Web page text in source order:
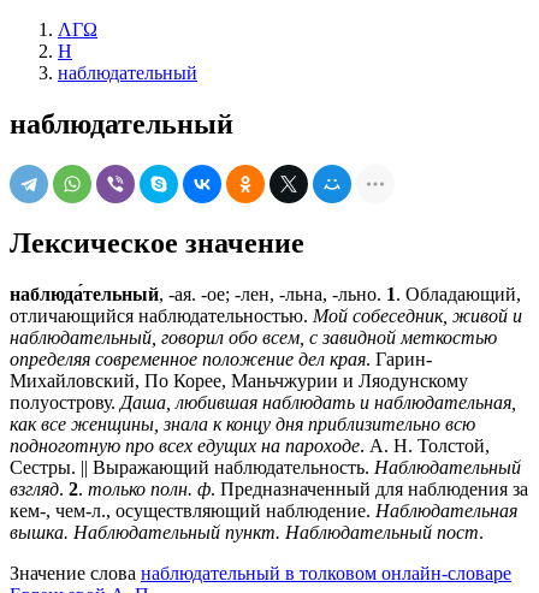
ΛΓΩ
Н
наблюдательный
наблюдательный
Лексическое значение
наблюда́тельный, -ая. -ое; -лен, -льна, -льно. 1. Обладающий,
отличающийся наблюдательностью. Мой собеседник, живой и
наблюдательный, говорил обо всем, с завидной меткостью
определяя современное положение дел края. Гарин-
Михайловский, По Корее, Маньчжурии и Ляодунскому
полуострову. Даша, любившая наблюдать и наблюдательная,
как все женщины, знала к концу дня приблизительно всю
подноготную про всех едущих на пароходе. А. Н. Толстой,
Сестры. || Выражающий наблюдательность. Наблюдательный
взгляд. 2. только полн. ф. Предназначенный для наблюдения за
кем-, чем-л., осуществляющий наблюдение. Наблюдательная
вышка. Наблюдательный пункт. Наблюдательный пост.
Значение слова наблюдательный в толковом онлайн-словаре